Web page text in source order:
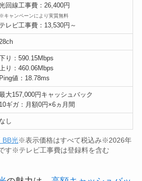
回線工事費：26,400円
※キャンペーンにより実質無料
テレビ工事費：13,530円～
り：590.15Mbps
り：460.06Mbps
Ping値：18.78ms
大157,000円キャッシュバック
10ギガ：月額0円×6ヵ月間
なし
BB光※表示価格はすべて税込み※2026年
す※テレビ工事費は登録料を含む